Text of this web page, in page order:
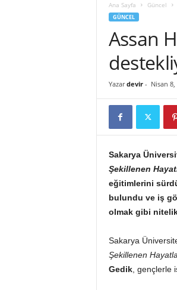
Ana Sayfa Güncel
GÜNCEL
Assan
Yazar devir- Nisan 8,
Sakarya
Şekillenen
eğitimlerini
bulundu ve iş
olmak gibi
Sakarya
Şekillenen
Gedik, gençlerle